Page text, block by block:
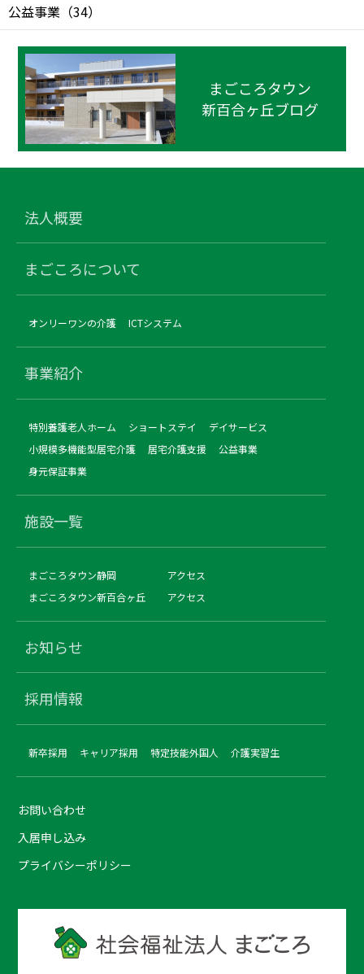
公益事業 （34）
まごころタウン
新百合ヶ丘ブログ
法人概要
まごころについて
オンリーワンの介護 ICTシステム
事業紹介
特別養護老人ホーム ショートステイ
デイサービス
小規模多機能型居宅介護
居宅介護支援
公益事業
身元保証事業
施設一覧
まごころタウン静岡
アクセス
まごころタウン新百合ヶ丘
アクセス
お知らせ
採用情報
新卒採用 キャリア採用 特定技能外国人 介護実習生
お問い合わせ
入居申し込み
プライバシーポリシー